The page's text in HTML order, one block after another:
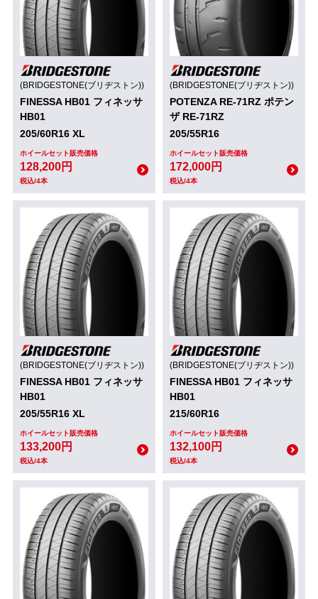
(BRIDGESTONE(ブリヂストン))
FINESSA HB01 フィネッサ
HB01
205/60R16 XL
ホイールセット販売価格
128,200円
税込/4本
(BRIDGESTONE(ブリヂストン))
POTENZA RE-71RZ ポテン
ザ RE-71RZ
205/55R16
ホイールセット販売価格
172,000円
税込/4本
(BRIDGESTONE(ブリヂストン))
FINESSA HB01 フィネッサ
HB01
205/55R16 XL
ホイールセット販売価格
133,200円
税込/4本
(BRIDGESTONE(ブリヂストン))
FINESSA HB01 フィネッサ
HB01
215/60R16
ホイールセット販売価格
132,100円
税込/4本